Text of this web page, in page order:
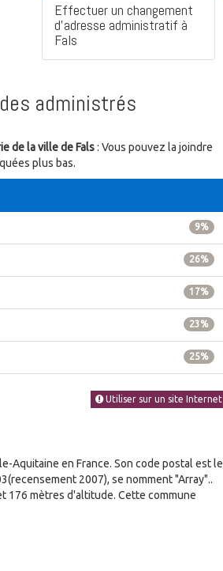
Effectuer un changement
d'adresse administratif à
Fals
administrés
de la ville de Fals: Vous pouvez la joindre
plus bas.
9%
26%
17%
23%
25%
Utiliser sur un site Internet
Aquitaine en France. Son code postal est le
2007), se nomment "Array"..
176 mètres d'altitude. Cette commune